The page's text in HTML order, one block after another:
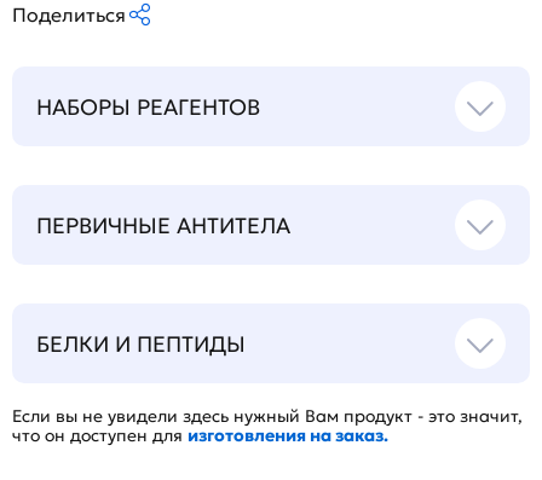
Поделиться
НАБОРЫ РЕАГЕНТОВ
ПЕРВИЧНЫЕ АНТИТЕЛА
БЕЛКИ И ПЕПТИДЫ
Если вы не увидели здесь нужный Вам продукт - это значит,
что он доступен для изготовления на заказ.